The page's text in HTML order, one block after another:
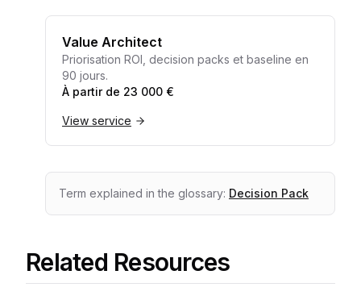
Value Architect
Priorisation ROI, decision packs et baseline en
90 jours.
À partir de 23 000 €
View service
Term explained in the glossary: Decision Pack
Related Resources